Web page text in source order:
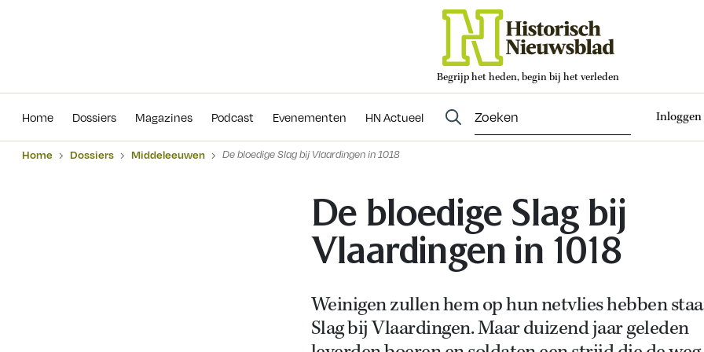
Begrijp het heden, begin bij het verleden
Home Dossiers Magazines Podcast Evenementen HN Actueel Inloggen
Evenementen
Home Dossiers Middeleeuwen De bloedige Slag bij Vlaardingen in 1018
De bloedige Slag bij
Vlaardingen in 1018
Weinigen zullen hem op hun netvlies hebben
Slag bij Vlaardingen. Maar duizend jaar geleden